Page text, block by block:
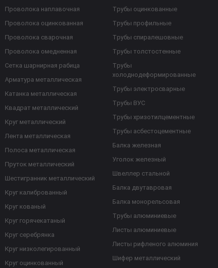
Проволока наплавочная
Проволока оцинкованная
Проволока сварочная
Проволока омедненная
Сетка шарнирная рабица
Арматура металлическая
Катанка металлическая
Квадрат металлический
Круг металлический
Лента металлическая
Полоса металлическая
Пруток металлический
Шестигранник металлический
Круг калиброванный
Круг кованый
Круг горячекатаный
Круг серебрянка
Круг низколегированный
Круг оцинкованный
Трубы оцинкованные
Трубы профильные
Трубы спиралешовные
Трубы толстостенные
Трубы
холоднодеформированные
Трубы электросварные
Трубы ВУС
Трубы хризотилцементные
Трубы асбестоцементные
Балка железная
Уголок железный
Швеллер стальной
Балка двутавровая
Балка монорельсовая
Трубы алюминиевые
Листы алюминиевые
Листы рифленого алюминия
Шифер металлический